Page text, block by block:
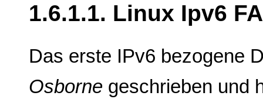
1.6.1.1. Linux Ipv6
Das erste IPv6 bezogene
Osborne geschrieben und